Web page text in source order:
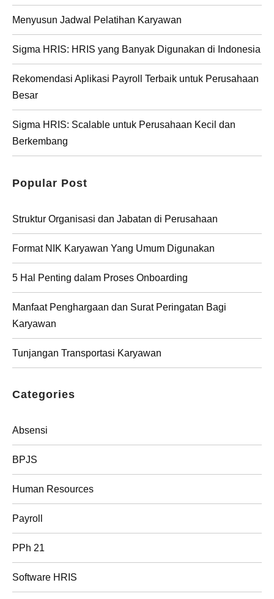
Menyusun Jadwal Pelatihan Karyawan
Sigma HRIS: HRIS yang Banyak Digunakan di Indonesia
Rekomendasi Aplikasi Payroll Terbaik untuk Perusahaan
Besar
Sigma HRIS: Scalable untuk Perusahaan Kecil dan
Berkembang
Popular Post
Struktur Organisasi dan Jabatan di Perusahaan
Format NIK Karyawan Yang Umum Digunakan
5 Hal Penting dalam Proses Onboarding
Manfaat Penghargaan dan Surat Peringatan Bagi
Karyawan
Tunjangan Transportasi Karyawan
Categories
Absensi
BPJS
Human Resources
Payroll
PPh 21
Software HRIS